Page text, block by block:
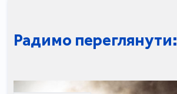
Радимо переглянути: